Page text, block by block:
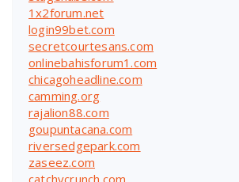
1x2forum.net
login99bet.com
secretcourtesans.com
onlinebahisforum1.com
chicagoheadline.com
camming.org
rajalion88.com
goupuntacana.com
riversedgepark.com
zaseez.com
catchycrunch.com